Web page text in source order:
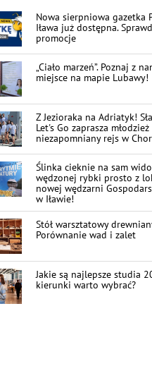
Nowa sierpniowa gazetka
Iława już dostępna.
promocje
„Ciało marzeń”. Poznaj z
miejsce na mapie Lubawy!
Z Jezioraka na Adriatyk!
Let's Go zaprasza
niezapomniany rejs w
Ślinka cieknie na sam
wędzonej rybki prosto z
nowej wędzarni
w Iławie!
Stół warsztatowy
Porównanie wad i zalet
Jakie są najlepsze studia
kierunki warto wybrać?